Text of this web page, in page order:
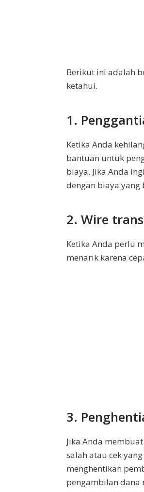
Berikut ini adalah
ketahui.
1.
Ketika Anda
bantuan untuk
biaya. Jika Anda
dengan biaya
2. Wire
Ketika Anda perlu
menarik karena
3.
Jika Anda
salah atau cek
menghentikan
pengambilan dana